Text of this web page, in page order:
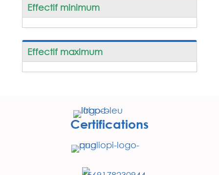
Effectif minimum
Effectif maximum
Certifications